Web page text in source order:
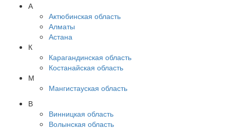
А
Актюбинская область
Алматы
Астана
К
Карагандинская область
Костанайская область
М
Мангистауская область
В
Винницкая область
Волынская область